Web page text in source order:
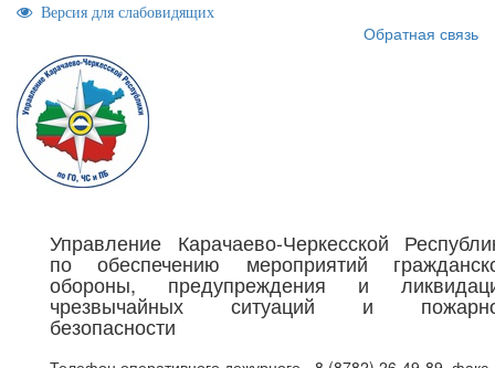
Версия для слабовидящих
Обратная связь
Управление Карачаево-Черкесской
по обеспечению мероприятий
обороны, предупреждения и
чрезвычайных ситуаций и
безопасности